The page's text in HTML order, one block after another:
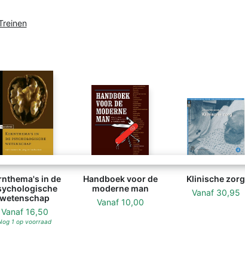
in de
wetenschap
Vanaf 16,50
1 op voorraad
Handboek voor de
moderne man
Vanaf 10,00
Klinische zorg
Vanaf 30,95